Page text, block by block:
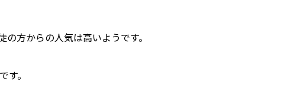
方からの人気は高いようです。
す。